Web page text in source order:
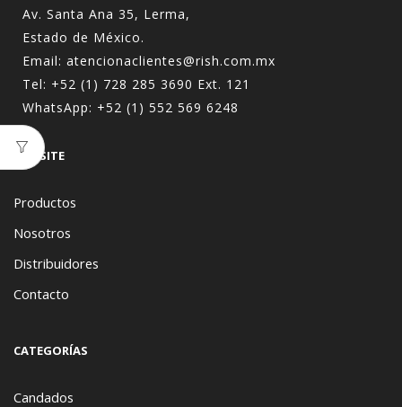
Av. Santa Ana 35, Lerma,
Estado de México.
Email: atencionaclientes@rish.com.mx
Tel: +52 (1) 728 285 3690 Ext. 121
WhatsApp: +52 (1) 552 569 6248
WEBSITE
Productos
Nosotros
Distribuidores
Contacto
CATEGORÍAS
Candados